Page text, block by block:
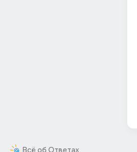
Всё об Ответах